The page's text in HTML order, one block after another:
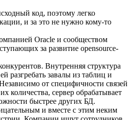
код, поэтому легко
и за это не нужно кому-то
Oracle и сообществом
за развитие opensource-
Внутренняя структура
разгребать завалы из таблиц и
от специфичности связей
количества, сервер обрабатывает
быстрее других БД.
и вместе с этим неким